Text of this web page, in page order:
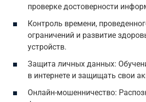
проверке достоверности
Контроль времени,
ограничений и развитие
устройств.
Защита личных данных:
в интернете и защищать свои
Онлайн-мошенничество: